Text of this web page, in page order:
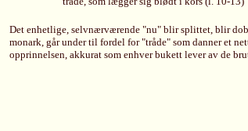
Det enhetlige, selvnærværende "nu" blir splittet, blir
monark, går under til fordel for "tråde" som danner et
opprinnelsen, akkurat som enhver bukett lever av de